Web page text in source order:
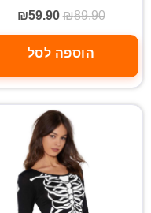
₪89.90
₪59.90
הוספה לסל